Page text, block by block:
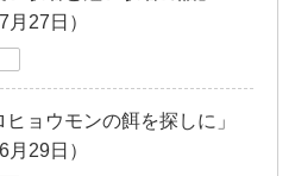
月27日）
ヒョウモンの餌を探しに」
月29日）